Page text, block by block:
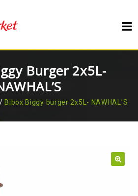
Burger 2x5L-
/ Bibox Biggy burger 2x5L- NAWHAL’S